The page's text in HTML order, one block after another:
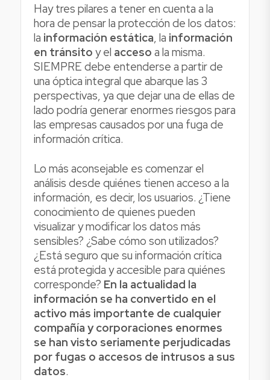
Hay tres pilares a tener en cuenta a la
hora de pensar la protección de los datos:
la información estática, la información
en tránsitoy el accesoa la misma.
SIEMPRE debe entenderse a partir de
una óptica integral que abarque las 3
perspectivas, ya que dejar una de ellas de
lado podría generar enormes riesgos para
las empresas causados por una fuga de
información crítica.
Lo más aconsejable es comenzar el
análisis desde quiénes tienen acceso a la
información, es decir, los usuarios. ¿Tiene
conocimiento de quienes pueden
visualizar y modificar los datos más
sensibles? ¿Sabe cómo son utilizados?
¿Está seguro que su información crítica
está protegida y accesible para quiénes
corresponde? En la actualidad la
información se ha convertido en el
activo más importante de cualquier
compañía y corporaciones enormes
se han visto seriamente perjudicadas
por fugas o accesos de intrusos a sus
datos.